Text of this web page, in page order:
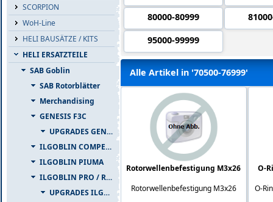
SCORPION
WoH-Line
HELI BAUSÄTZE / KITS
HELI ERSATZTEILE
SAB Goblin
SAB Rotorblätter
Merchandising
GENESIS F3C
UPGRADES GENESIS F3C
ILGOBLIN COMPETIZIONE
ILGOBLIN PIUMA
ILGOBLIN PRO / RAW 700
UPGRADES ILGOBLIN PRO / RAW 700
80000-80999
95000-99999
Alle Artikel in '70500-76999'
Rotorwellenbefestigung M3x26
Rotorwellenbefestigung M3x26
O-
O-